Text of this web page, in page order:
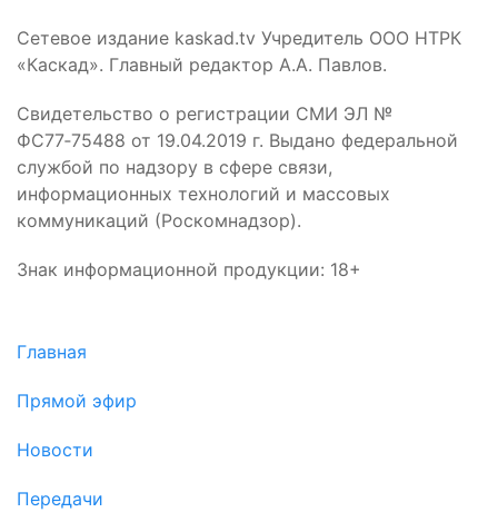
Сетевое издание kaskad.tv Учредитель ООО НТРК
«Каскад». Главный редактор А.А. Павлов.
Свидетельство о регистрации СМИ ЭЛ №
ФС77‑75488 от 19.04.2019 г. Выдано федеральной
службой по надзору в сфере связи,
информационных технологий и массовых
коммуникаций (Роскомнадзор).
Знак информационной продукции: 18+
Главная
Прямой эфир
Новости
Передачи